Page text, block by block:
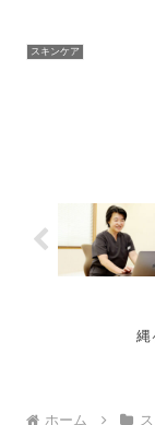
スキンケア
縄
ホーム